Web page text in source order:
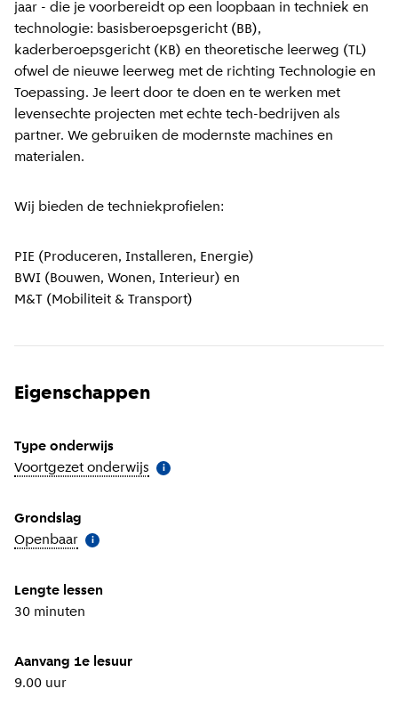
jaar - die je voorbereidt op een loopbaan in techniek en
technologie: basisberoepsgericht (BB),
kaderberoepsgericht (KB) en theoretische leerweg (TL)
ofwel de nieuwe leerweg met de richting Technologie en
Toepassing. Je leert door te doen en te werken met
levensechte projecten met echte tech-bedrijven als
partner. We gebruiken de modernste machines en
materialen.
Wij bieden de techniekprofielen:
PIE (Produceren, Installeren, Energie)
BWI (Bouwen, Wonen, Interieur) en
M&T (Mobiliteit & Transport)
Eigenschappen
Type onderwijs
Voortgezet onderwijs Meer informatie
i
Grondslag
Openbaar Meer informatie
i
Lengte lessen
30 minuten
Aanvang 1e lesuur
9.00 uur